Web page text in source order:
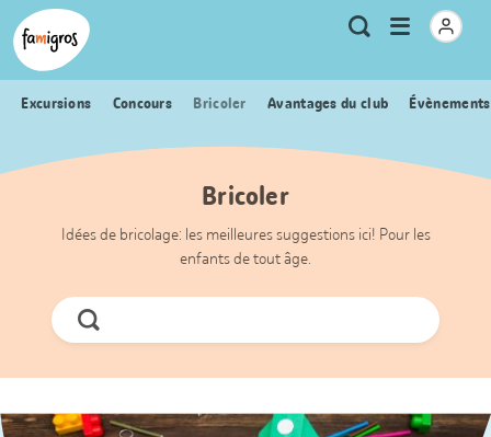
Signets
de
navigation
Header
Logo Métanavigation
RechercheOuvrir
Excursions Concours Bricoler Avantages du club
Bricoler
Idées de bricolage: les meilleures suggestions ici! Pour les
enfants de tout âge.
Chercher